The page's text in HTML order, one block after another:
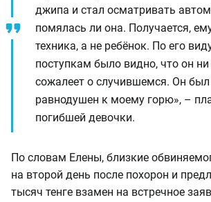
джипа и стал осматривать
помялась ли она. Получается,
техника, а не ребёнок. По его
поступкам было видно, что он
сожалеет о случившемся. Он
равнодушен к моему горю», –
погибшей девочки.
По словам Елены, близкие
на второй день после похорон и
тысяч тенге взамен на встречное